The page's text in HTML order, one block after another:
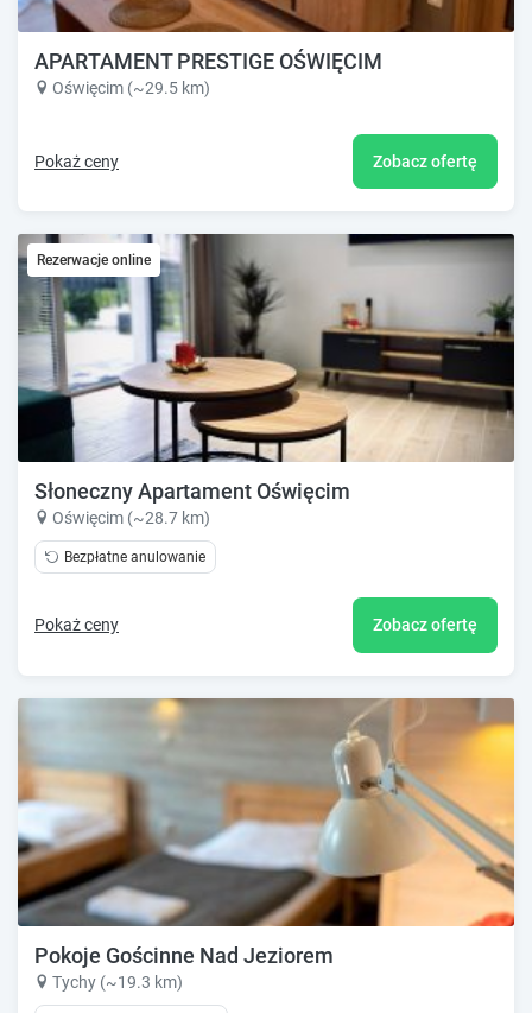
APARTAMENT PRESTIGE OŚWIĘCIM
Oświęcim (~29.5 km)
Pokaż ceny Zobacz ofertę
Rezerwacje online
Słoneczny Apartament Oświęcim
Oświęcim (~28.7 km)
Bezpłatne anulowanie
Pokaż ceny Zobacz ofertę
Pokoje Gościnne Nad Jeziorem
Tychy (~19.3 km)